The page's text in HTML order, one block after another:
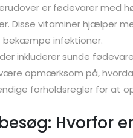
er fødevarer med
Disse vitaminer hjælper
bekæmpe infektioner.
inkluderer sunde
opmærksom på,
forholdsregler for at
Hvorfor